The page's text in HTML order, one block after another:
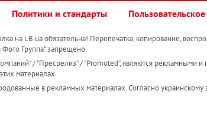
Политики и стандарты
на LB.ua обязательна! Перепечатка, копирование,
Фото Группа" запрещено.
/ "Пресрелиз" / "Promoted", являются рекламными и
материалах.
в рекламных материалах. Согласно украинскому